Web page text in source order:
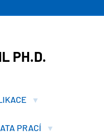
PH.D.
PRACÍ